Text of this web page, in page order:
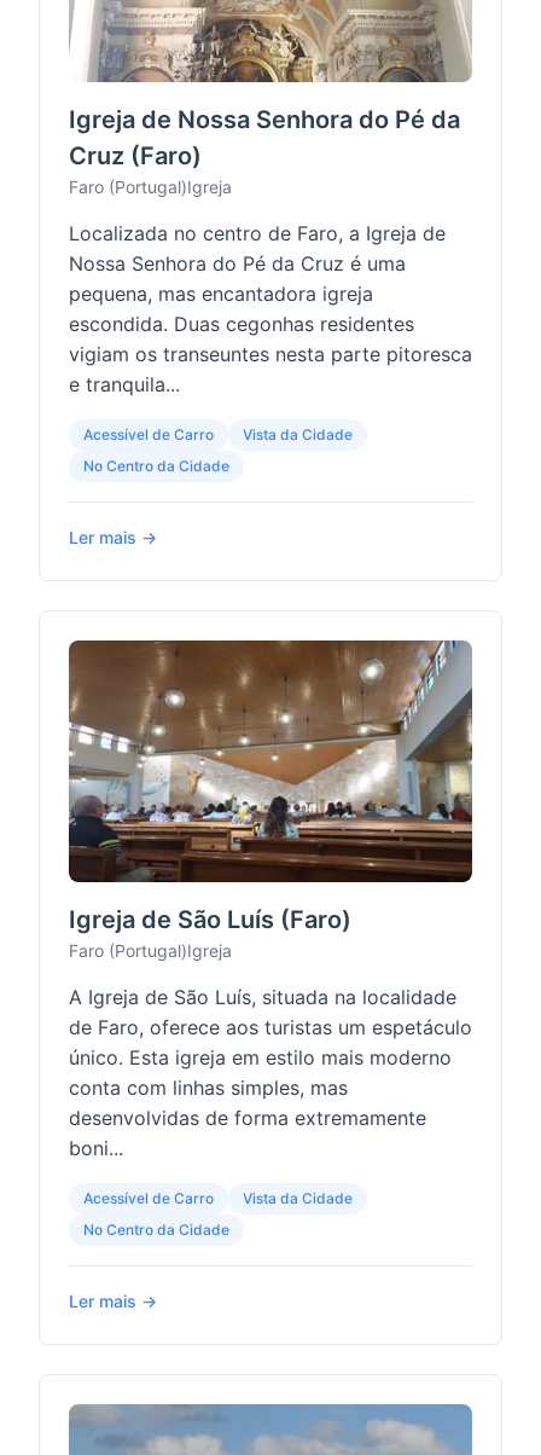
Igreja de Nossa Senhora do Pé da
Cruz (Faro)
Faro (Portugal)Igreja
Localizada no centro de Faro, a Igreja de
Nossa Senhora do Pé da Cruz é uma
pequena, mas encantadora igreja
escondida. Duas cegonhas residentes
vigiam os transeuntes nesta parte pitoresca
e tranquila...
Acessível de Carro
Vista da Cidade
No Centro da Cidade
Ler mais →
Igreja de São Luís (Faro)
Faro (Portugal)Igreja
A Igreja de São Luís, situada na localidade
de Faro, oferece aos turistas um espetáculo
único. Esta igreja em estilo mais moderno
conta com linhas simples, mas
desenvolvidas de forma extremamente
boni...
Acessível de Carro
Vista da Cidade
No Centro da Cidade
Ler mais →